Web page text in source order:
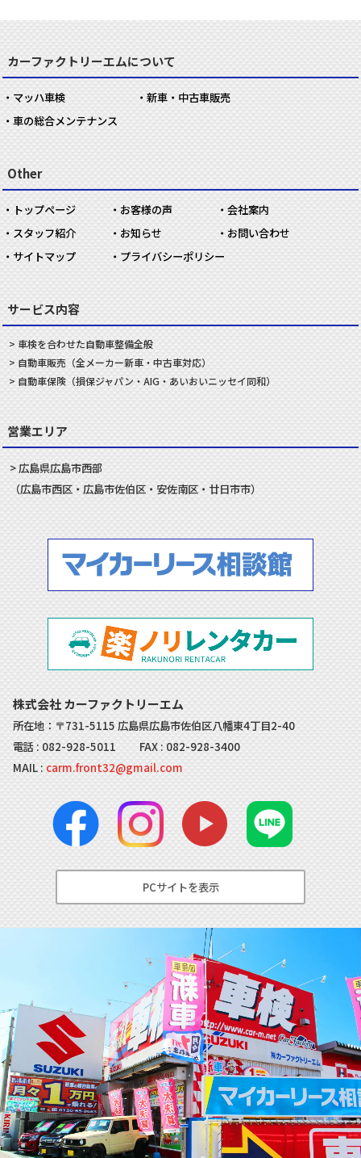
カーファクトリーエムについて
マッハ車検
新車・中古車販売
車の総合メンテナンス
Other
トップページ お客様の声
会社案内
スタッフ紹介
お知らせ
お問い合わせ
サイトマップ
プライバシーポリシー
サービス内容
車検を合わせた自動車整備全般
自動車販売 （全メーカー新車・中古車対応）
自動車保険（損保ジャパン・AIG・あいおいニッセイ同和）
営業エリア
広島県広島市西部
（広島市西区・ 広島市佐伯区・ 安佐南区・ 廿日市市）
株式会社 カーファクトリーエム
所在地：〒731-5115 広島県広島市佐伯区八幡東4丁目2-40
電話 : 082-928-5011 FAX : 082-928-3400
MAIL : carm.front32@gmail.com
PCサイトを表示